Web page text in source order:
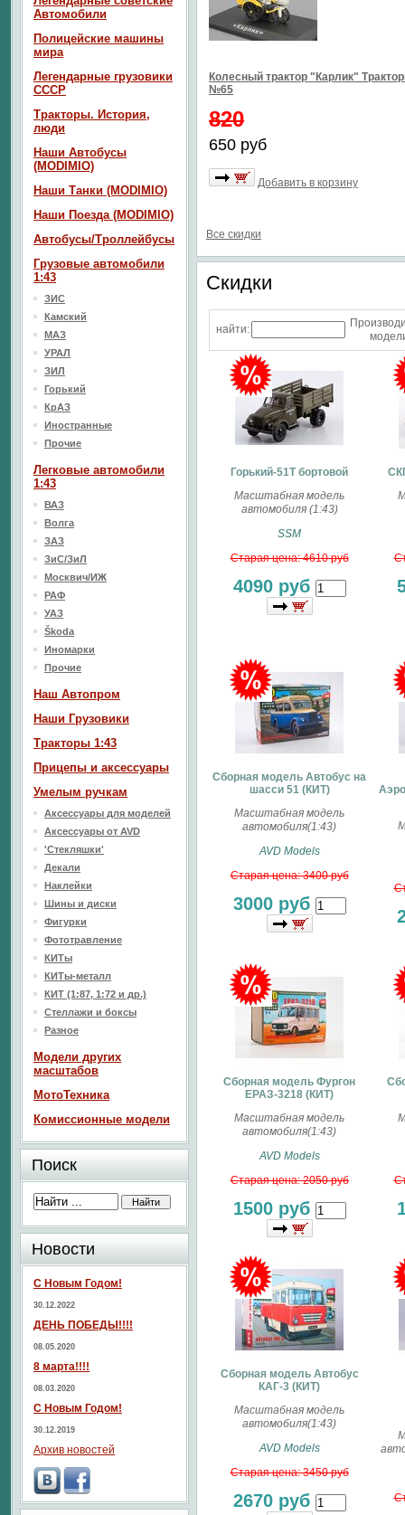
Колесный трактор "Карлик"
№65
820
650 руб
Добавить в корзину
Все скидки
Скидки
найти:
Горький-51Т бортовой
Масштабная модель
автомобиля (1:43)
SSM
Старая цена: 4610 руб
4090 руб
Сборная модель Автобус на
шасси 51 (КИТ)
Масштабная модель
автомобиля(1:43)
AVD Models
Старая цена: 3400 руб
3000 руб
Сборная модель Фургон
ЕРАЗ-3218 (КИТ)
Масштабная модель
автомобиля(1:43)
AVD Models
Старая цена: 2050 руб
1500 руб
Сборная модель Автобус
КАГ-3 (КИТ)
Масштабная модель
автомобиля(1:43)
AVD Models
Старая цена: 3450 руб
2670 руб
Автомобили
Полицейские машины
мира
Легендарные грузовики
СССР
Тракторы. История,
люди
Наши Автобусы
(MODIMIO)
Наши Танки (MODIMIO)
Наши Поезда (MODIMIO)
Автобусы/Троллейбусы
Грузовые автомобили
1:43
ЗИС
Камский
МАЗ
УРАЛ
ЗИЛ
Горький
КрАЗ
Иностранные
Прочие
Легковые автомобили
1:43
ВАЗ
Волга
ЗАЗ
ЗиС/ЗиЛ
Москвич/ИЖ
РАФ
УАЗ
Škoda
Иномарки
Прочие
Наш Aвтопром
Наши Грузовики
Тракторы 1:43
Прицепы и аксессуары
Умелым ручкам
Аксессуары для моделей
Аксессуары от AVD
'Стекляшки'
Декали
Наклейки
Шины и диски
Фигурки
Фототравление
КИТы
КИТы-металл
КИТ (1:87, 1:72 и др.)
Стеллажи и боксы
Разное
Модели других
масштабов
МотоТехника
Комиссионные модели
Поиск
Новости
С Новым Годом!
30.12.2022
ДЕНЬ ПОБЕДЫ!!!!
08.05.2020
8 марта!!!!
08.03.2020
С Новым Годом!
30.12.2019
Архив новостей